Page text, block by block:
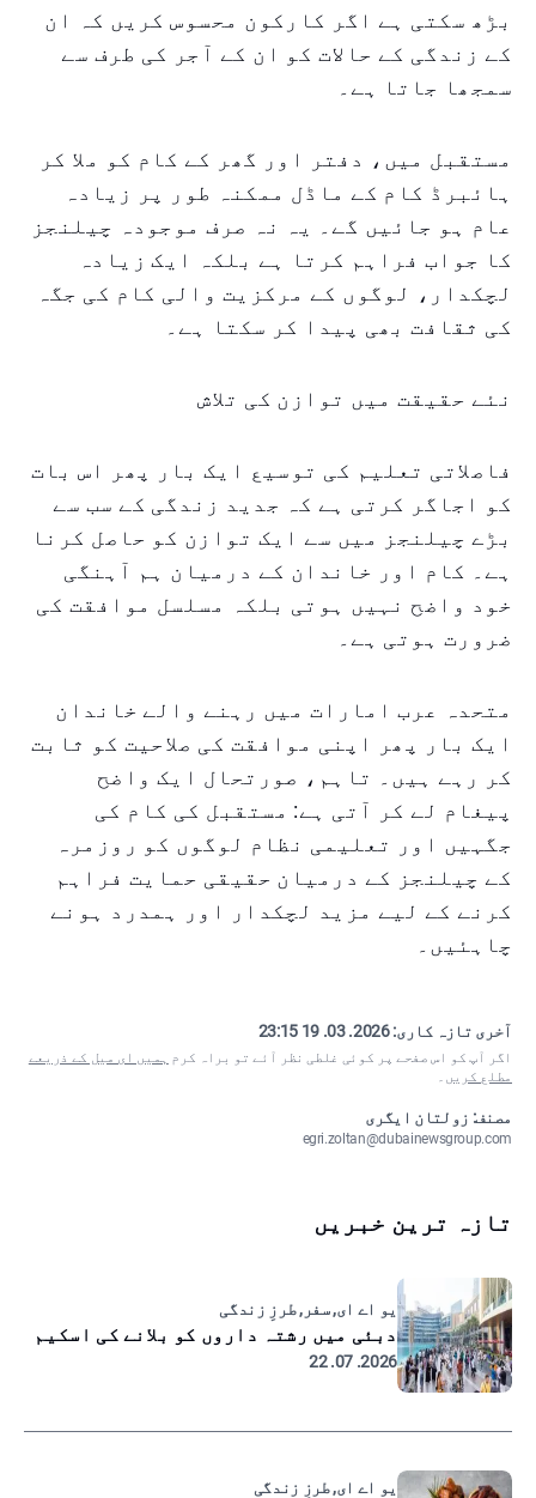
بڑھ سکتی ہے اگر کارکون محسوس کریں کہ ان
کے زندگی کے حالات کو ان کے آجر کی طرف سے
سمجھا جاتا ہے۔
مستقبل میں، دفتر اور گھر کے کام کو ملا کر
ہائبرڈ کام کے ماڈل ممکنہ طور پر زیادہ
عام ہو جائیں گے۔ یہ نہ صرف موجودہ چیلنجز
کا جواب فراہم کرتا ہے بلکہ ایک زیادہ
لچکدار، لوگوں کے مرکزیت والی کام کی جگہ
کی ثقافت بھی پیدا کر سکتا ہے۔
نئے حقیقت میں توازن کی تلاش
فاصلاتی تعلیم کی توسیع ایک بار پھر اس بات
کو اجاگر کرتی ہے کہ جدید زندگی کے سب سے
بڑے چیلنجز میں سے ایک توازن کو حاصل کرنا
ہے۔ کام اور خاندان کے درمیان ہم آہنگی
خود واضح نہیں ہوتی بلکہ مسلسل موافقت کی
ضرورت ہوتی ہے۔
متحدہ عرب امارات میں رہنے والے خاندان
ایک بار پھر اپنی موافقت کی صلاحیت کو ثابت
کر رہے ہیں۔ تاہم، صورتحال ایک واضح
پیغام لے کر آتی ہے: مستقبل کی کام کی
جگہیں اور تعلیمی نظام لوگوں کو روزمرہ
کے چیلنجز کے درمیان حقیقی حمایت فراہم
کرنے کے لیے مزید لچکدار اور ہمدرد ہونے
چاہئیں۔
آخری تازہ کاری:2026. 03. 19 23:15
اگر آپ کو اس صفحے پر کوئی غلطی نظر آئے تو براہ کرم ہمیں ای میل کے ذریعے
مطلع کریں ۔
مصنف: زولتان ایگری
egri.zoltan@dubainewsgroup.com
تازہ ترین خبریں
یو اے ای, سفر, طرزِ زندگی
دبئی میں رشتہ داروں کو بلانے کی اسکیم
2026. 07. 22
یو اے ای, طرزِ زندگی